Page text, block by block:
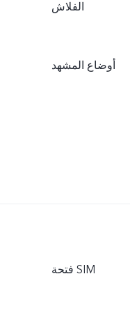
الفلاش
أوضاع المشهد
فتحة SIM